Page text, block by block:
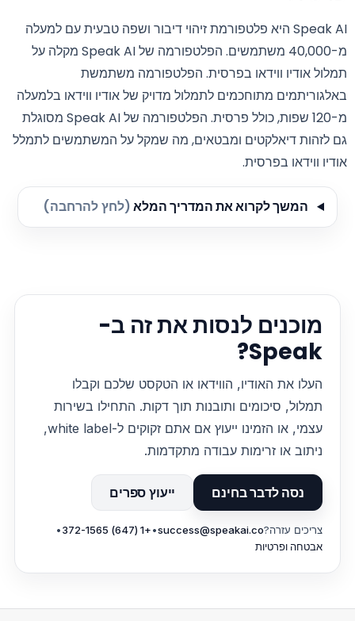
Speak AI היא פלטפורמת זיהוי דיבור ושפה טבעית עם למעלה
מ-40,000 משתמשים. הפלטפורמה של Speak AI מקלה על
תמלול אודיו ווידאו בפרסית. הפלטפורמה משתמשת
באלגוריתמים מתוחכמים לתמלול מדויק של אודיו ווידאו בלמעלה
מ-120 שפות, כולל פרסית. הפלטפורמה של Speak AI מסוגלת
גם לזהות דיאלקטים ומבטאים, מה שמקל על המשתמשים לתמלל
אודיו ווידאו בפרסית.
המשך לקרוא את המדריך המלא(לחץ להרחבה)
מוכנים לנסות את זה ב-
Speak?
העלו את האודיו, הווידאו או הטקסט שלכם וקבלו
תמלול, סיכומים ותובנות תוך דקות. התחילו בשירות
עצמי, או הזמינו ייעוץ אם אתם זקוקים ל-white label,
ניתוב או זרימות עבודה מתקדמות.
נסה לדבר בחינם ייעוץ ספרים
צריכים עזרה?success@speakai.co
•
+1 (647) 372-1565
•
אבטחה ופרטיות